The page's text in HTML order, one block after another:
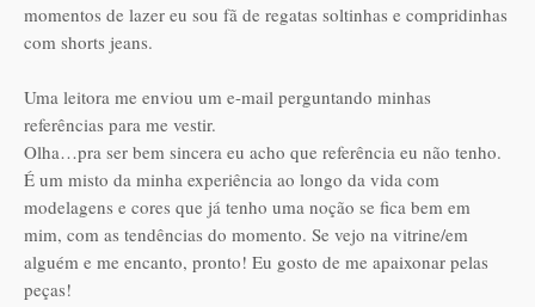
momentos de lazer eu sou fã de regatas soltinhas e compridinhas
com shorts jeans.
Uma leitora me enviou um e-mail perguntando minhas
referências para me vestir.
Olha…pra ser bem sincera eu acho que referência eu não tenho.
É um misto da minha experiência ao longo da vida com
modelagens e cores que já tenho uma noção se fica bem em
mim, com as tendências do momento. Se vejo na vitrine/em
alguém e me encanto, pronto! Eu gosto de me apaixonar pelas
peças!